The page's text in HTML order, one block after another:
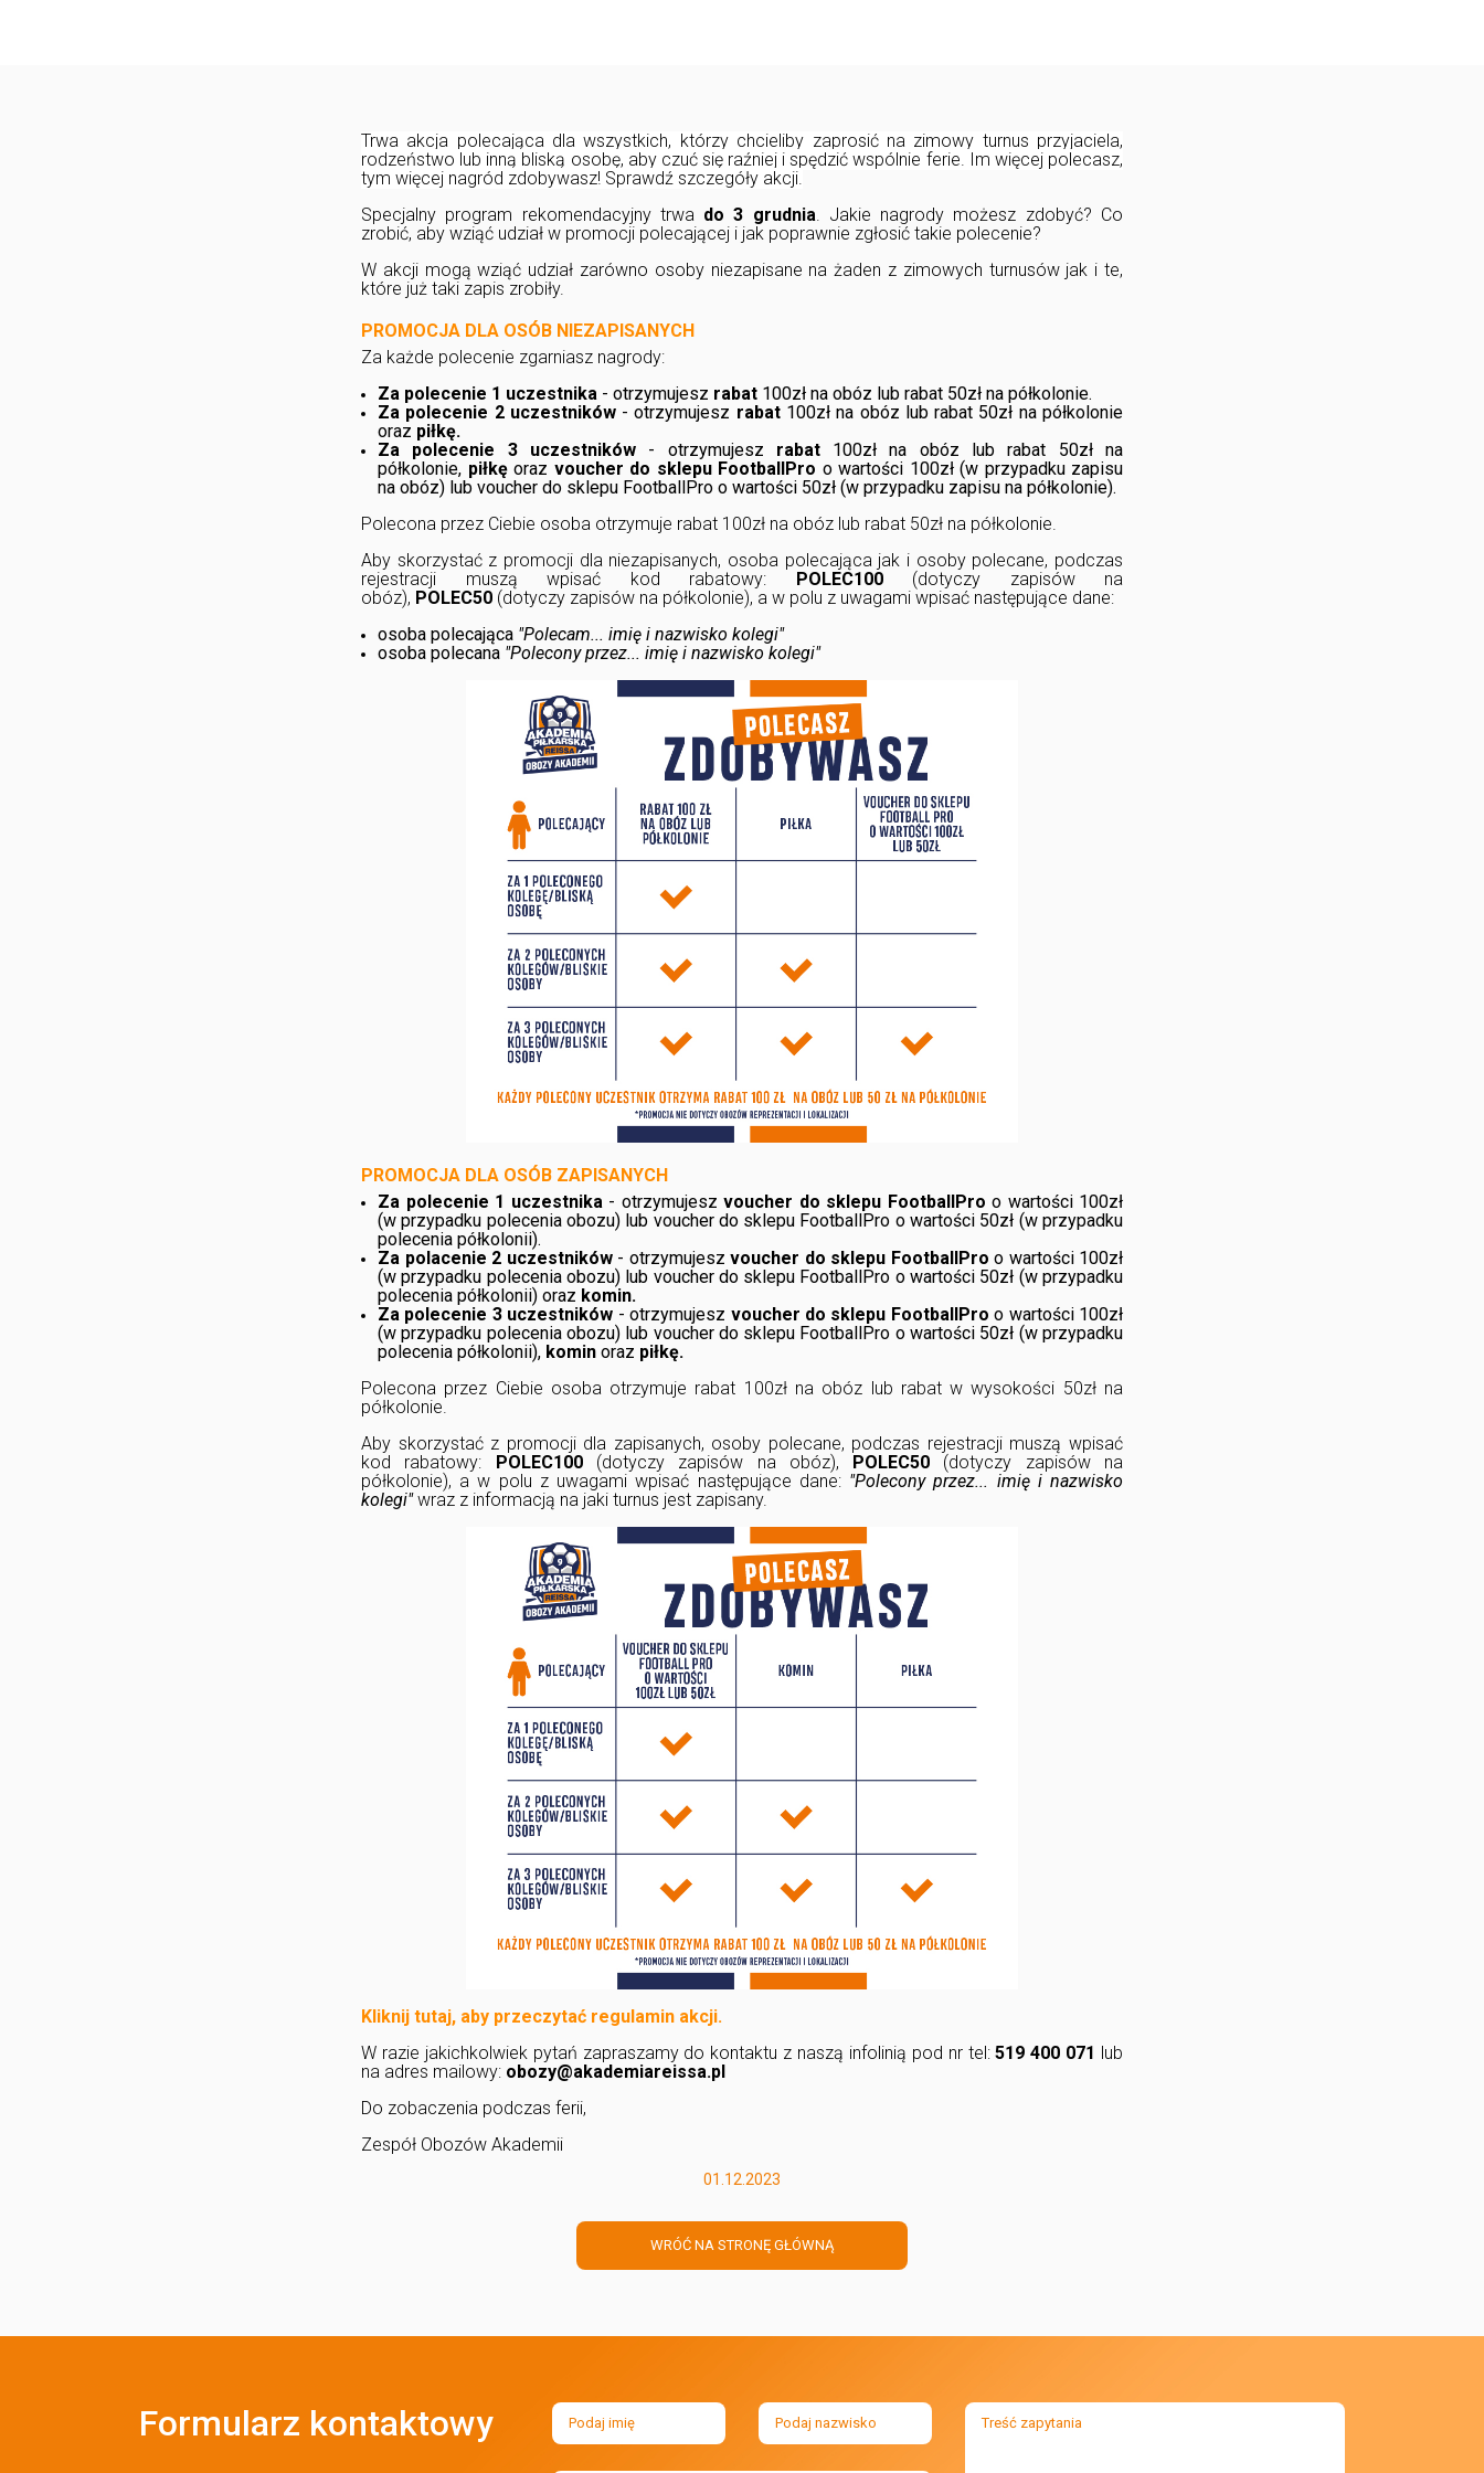
Trwa akcja polecająca dla wszystkich, którzy chcieliby zaprosić na zimowy turnus przyjaciela,
rodzeństwo lub inną bliską osobę, aby czuć się raźniej i spędzić wspólnie ferie. Im więcej polecasz,
tym więcej nagród zdobywasz! Sprawdź szczegóły akcji.
Specjalny program rekomendacyjny trwa do 3 grudnia. Jakie nagrody możesz zdobyć? Co
zrobić, aby wziąć udział w promocji polecającej i jak poprawnie zgłosić takie polecenie?
W akcji mogą wziąć udział zarówno osoby niezapisane na żaden z zimowych turnusów jak i te,
które już taki zapis zrobiły.
PROMOCJA DLA OSÓB NIEZAPISANYCH
Za każde polecenie zgarniasz nagrody:
Za polecenie 1 uczestnika - otrzymujesz rabat 100zł na obóz lub rabat 50zł na półkolonie.
Za polecenie 2 uczestników- otrzymujesz rabat100zł na obóz lub rabat 50zł na półkolonie
oraz piłkę.
Za polecenie 3 uczestników - otrzymujesz rabat100zł na obóz lub rabat 50zł na
półkolonie, piłkęoraz voucher do sklepu FootballPro o wartości 100zł (w przypadku zapisu
na obóz) lub voucher do sklepu FootballPro o wartości 50zł (w przypadku zapisu na półkolonie).
Polecona przez Ciebie osoba otrzymuje rabat 100zł na obóz lub rabat 50zł na półkolonie.
Aby skorzystać z promocji dla niezapisanych, osoba polecająca jak i osoby polecane, podczas
rejestracji muszą wpisać kod rabatowy: POLEC100 (dotyczy zapisów na
obóz), POLEC50 (dotyczy zapisów na półkolonie), a w polu z uwagami wpisać następujące dane:
osoba polecająca "Polecam... imię i nazwisko kolegi"
osoba polecana "Polecony przez... imię i nazwisko kolegi"
PROMOCJA DLA OSÓB ZAPISANYCH
Za polecenie 1 uczestnika- otrzymujesz voucher do sklepu FootballPro o wartości 100zł
(w przypadku polecenia obozu) lub voucher do sklepu FootballPro o wartości 50zł (w przypadku
polecenia półkolonii).
Za polacenie 2 uczestników - otrzymujesz voucher do sklepu FootballPro o wartości 100zł
(w przypadku polecenia obozu) lub voucher do sklepu FootballPro o wartości 50zł (w przypadku
polecenia półkolonii) oraz komin.
Za polecenie 3 uczestników - otrzymujesz voucher do sklepu FootballPro o wartości 100zł
(w przypadku polecenia obozu) lub voucher do sklepu FootballPro o wartości 50zł (w przypadku
polecenia półkolonii), komin oraz piłkę.
Polecona przez Ciebie osoba otrzymuje rabat 100zł na obóz lub rabat w wysokości 50zł na
półkolonie.
Aby skorzystać z promocji dla zapisanych, osoby polecane, podczas rejestracji muszą wpisać
kod rabatowy: POLEC100(dotyczy zapisów na obóz), POLEC50 (dotyczy zapisów na
półkolonie), a w polu z uwagami wpisać następujące dane: "Polecony przez... imię i nazwisko
kolegi"wraz z informacją na jaki turnus jest zapisany.
Kliknij tutaj, aby przeczytać regulamin akcji.
W razie jakichkolwiek pytań zapraszamy do kontaktu z naszą infolinią pod nr tel:519 400 071 lub
na adres mailowy: obozy@akademiareissa.pl
Do zobaczenia podczas ferii,
Zespół Obozów Akademii
01.12.2023
WRÓĆ NA STRONĘ GŁÓWNĄ
Formularz kontaktowy